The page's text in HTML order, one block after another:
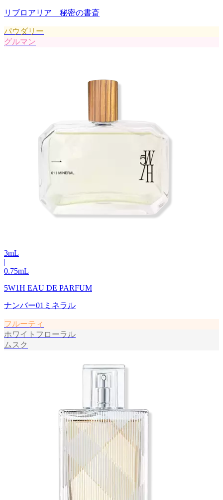
リブロアリア 秘密の書斎
パウダリー
グルマン
3mL
|
0.75mL
5W1H EAU DE PARFUM
ナンバー01ミネラル
フルーティ
ホワイトフローラル
ムスク